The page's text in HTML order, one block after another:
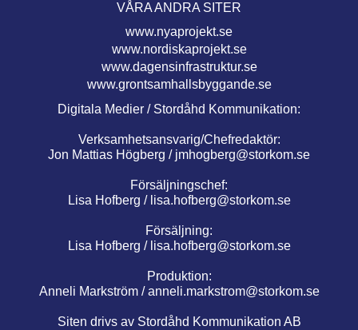
VÅRA ANDRA SITER
www.nyaprojekt.se
www.nordiskaprojekt.se
www.dagensinfrastruktur.se
www.grontsamhallsbyggande.se
Digitala Medier / Stordåhd Kommunikation:
Verksamhetsansvarig/Chefredaktör:
Jon Mattias Högberg / jmhogberg@storkom.se
Försäljningschef:
Lisa Hofberg / lisa.hofberg@storkom.se
Försäljning:
Lisa Hofberg / lisa.hofberg@storkom.se
Produktion:
Anneli Markström /anneli.markstrom@storkom.se
Siten drivs av Stordåhd Kommunikation AB